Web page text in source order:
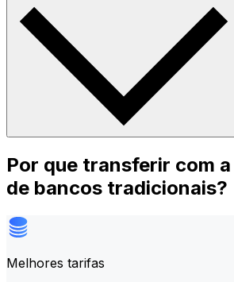
Por que transferir com a
de bancos tradicionais?
Melhores tarifas